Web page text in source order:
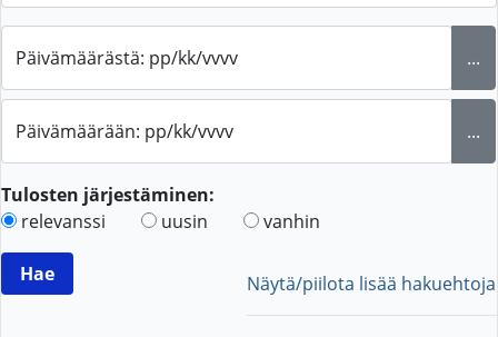
Päivämäärästä: pp/kk/vvvv ...
Päivämäärään: pp/kk/vvvv ...
Tulosten järjestäminen:
relevanssi
uusin vanhin
Näytä/piilota lisää hakuehtoja